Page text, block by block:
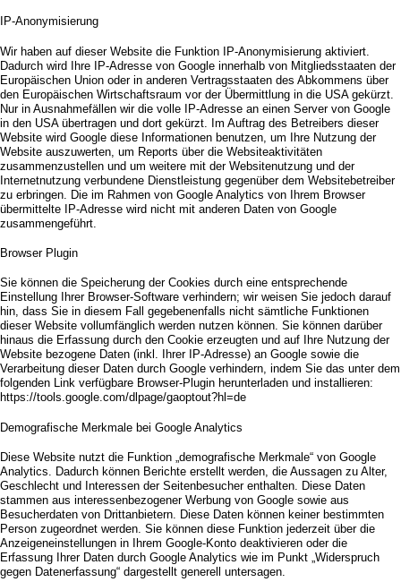
IP-Anonymisierung
Wir haben auf dieser Website die Funktion IP-Anonymisierung aktiviert.
Dadurch wird Ihre IP-Adresse von Google innerhalb von Mitgliedsstaaten der
Europäischen Union oder in anderen Vertragsstaaten des Abkommens über
den Europäischen Wirtschaftsraum vor der Übermittlung in die USA gekürzt.
Nur in Ausnahmefällen wir die volle IP-Adresse an einen Server von Google
in den USA übertragen und dort gekürzt. Im Auftrag des Betreibers dieser
Website wird Google diese Informationen benutzen, um Ihre Nutzung der
Website auszuwerten, um Reports über die Websiteaktivitäten
zusammenzustellen und um weitere mit der Websitenutzung und der
Internetnutzung verbundene Dienstleistung gegenüber dem Websitebetreiber
zu erbringen. Die im Rahmen von Google Analytics von Ihrem Browser
übermittelte IP-Adresse wird nicht mit anderen Daten von Google
zusammengeführt.
Browser Plugin
Sie können die Speicherung der Cookies durch eine entsprechende
Einstellung Ihrer Browser-Software verhindern; wir weisen Sie jedoch darauf
hin, dass Sie in diesem Fall gegebenenfalls nicht sämtliche Funktionen
dieser Website vollumfänglich werden nutzen können. Sie können darüber
hinaus die Erfassung durch den Cookie erzeugten und auf Ihre Nutzung der
Website bezogene Daten (inkl. Ihrer IP-Adresse) an Google sowie die
Verarbeitung dieser Daten durch Google verhindern, indem Sie das unter dem
folgenden Link verfügbare Browser-Plugin herunterladen und installieren:
https://tools.google.com/dlpage/gaoptout?hl=de
Demografische Merkmale bei Google Analytics
Diese Website nutzt die Funktion „demografische Merkmale“ von Google
Analytics. Dadurch können Berichte erstellt werden, die Aussagen zu Alter,
Geschlecht und Interessen der Seitenbesucher enthalten. Diese Daten
stammen aus interessenbezogener Werbung von Google sowie aus
Besucherdaten von Drittanbietern. Diese Daten können keiner bestimmten
Person zugeordnet werden. Sie können diese Funktion jederzeit über die
Anzeigeneinstellungen in Ihrem Google-Konto deaktivieren oder die
Erfassung Ihrer Daten durch Google Analytics wie im Punkt „Widerspruch
gegen Datenerfassung“ dargestellt generell untersagen.